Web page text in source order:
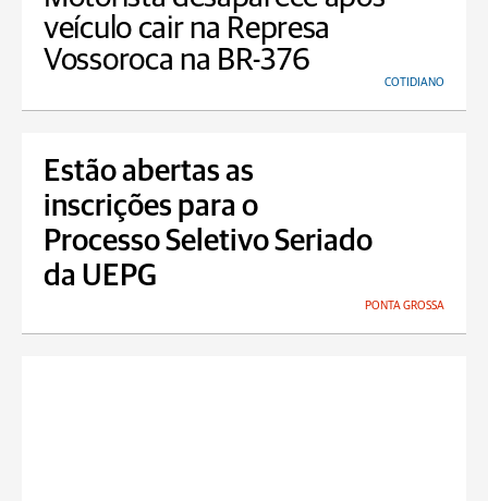
veículo cair na Represa
Vossoroca na BR-376
COTIDIANO
Estão abertas as
inscrições para o
Processo Seletivo Seriado
da UEPG
PONTA GROSSA